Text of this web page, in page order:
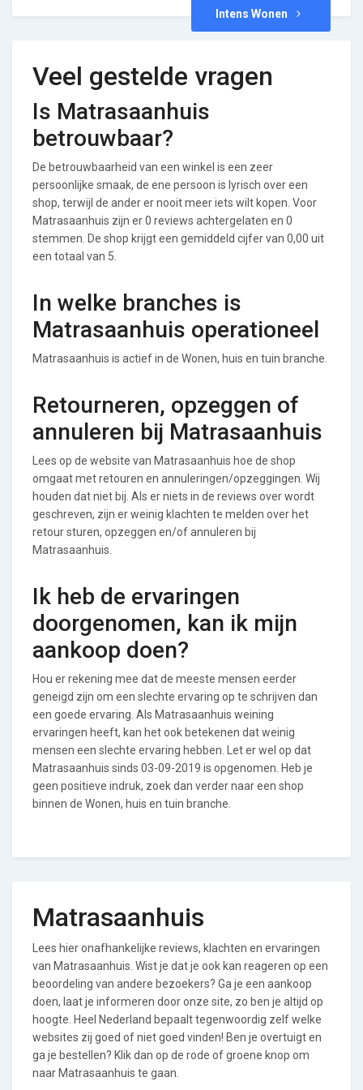
Intens Wonen
Veel gestelde vragen
Is Matrasaanhuis
betrouwbaar?
De betrouwbaarheid van een winkel is een zeer
persoonlijke smaak, de ene persoon is lyrisch over een
shop, terwijl de ander er nooit meer iets wilt kopen. Voor
Matrasaanhuis zijn er 0 reviews achtergelaten en 0
stemmen. De shop krijgt een gemiddeld cijfer van 0,00 uit
een totaal van 5.
In welke branches is
Matrasaanhuis operationeel
Matrasaanhuis is actief in de Wonen, huis en tuin branche.
Retourneren, opzeggen of
annuleren bij Matrasaanhuis
Lees op de website van Matrasaanhuis hoe de shop
omgaat met retouren en annuleringen/opzeggingen. Wij
houden dat niet bij. Als er niets in de reviews over wordt
geschreven, zijn er weinig klachten te melden over het
retour sturen, opzeggen en/of annuleren bij
Matrasaanhuis.
Ik heb de ervaringen
doorgenomen, kan ik mijn
aankoop doen?
Hou er rekening mee dat de meeste mensen eerder
geneigd zijn om een slechte ervaring op te schrijven dan
een goede ervaring. Als Matrasaanhuis weining
ervaringen heeft, kan het ook betekenen dat weinig
mensen een slechte ervaring hebben. Let er wel op dat
Matrasaanhuis sinds 03-09-2019 is opgenomen. Heb je
geen positieve indruk, zoek dan verder naar een shop
binnen de Wonen, huis en tuin branche.
Matrasaanhuis
Lees hier onafhankelijke reviews, klachten en ervaringen
van Matrasaanhuis. Wist je dat je ook kan reageren op een
beoordeling van andere bezoekers? Ga je een aankoop
doen, laat je informeren door onze site, zo ben je altijd op
hoogte. Heel Nederland bepaalt tegenwoordig zelf welke
websites zij goed of niet goed vinden! Ben je overtuigt en
ga je bestellen? Klik dan op de rode of groene knop om
naar Matrasaanhuis te gaan.